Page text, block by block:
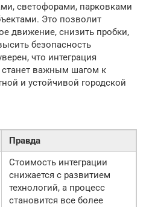
светофорами, парковками
Это позволит
движение, снизить пробки,
безопасность
что интеграция
важным шагом к
и устойчивой городской
Правда
Стоимость интеграции
снижается с развитием
технологий, а процесс
становится все более